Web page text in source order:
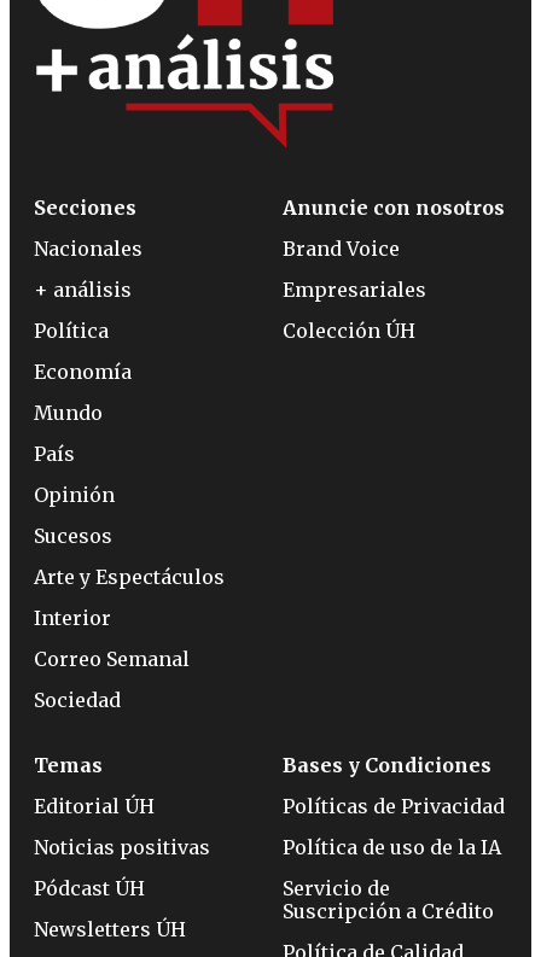
Secciones
Nacionales
+ análisis
Política
Economía
Mundo
País
Opinión
Sucesos
Arte y Espectáculos
Interior
Correo Semanal
Sociedad
Anuncie con nosotros
Brand Voice
Empresariales
Colección ÚH
Temas
Editorial ÚH
Noticias positivas
Pódcast ÚH
Newsletters ÚH
Bases y Condiciones
Políticas de Privacidad
Política de uso de la IA
Servicio de
Suscripción a Crédito
Política de Calidad